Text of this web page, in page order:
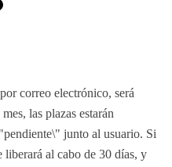
correo electrónico, será
las plazas estarán
junto al usuario. Si
liberará al cabo de 30 días, y